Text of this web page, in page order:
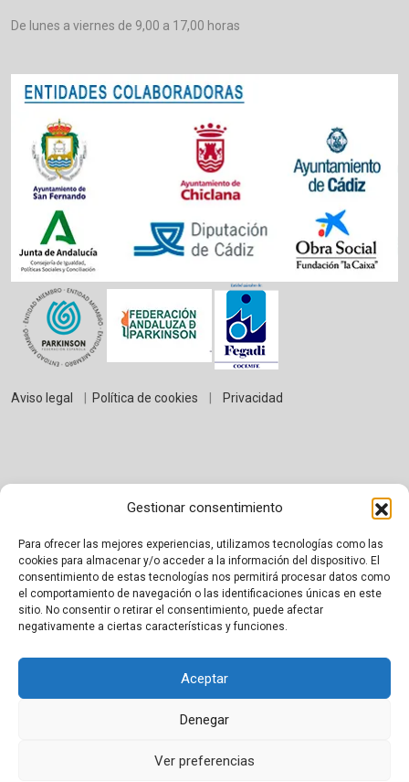
Gestionar consentimiento
Para ofrecer las mejores experiencias, utilizamos tecnologías como las
cookies para almacenar y/o acceder a la información del dispositivo. El
consentimiento de estas tecnologías nos permitirá procesar datos como
el comportamiento de navegación o las identificaciones únicas en este
sitio. No consentir o retirar el consentimiento, puede afectar
negativamente a ciertas características y funciones.
Aceptar
Denegar
Ver preferencias
De lunes a viernes de 9,00 a 17,00 horas
Aviso legal Política de cookies Privacidad
Proudly powered by WordPress |Theme:BetterHealthby
CanyonThemes